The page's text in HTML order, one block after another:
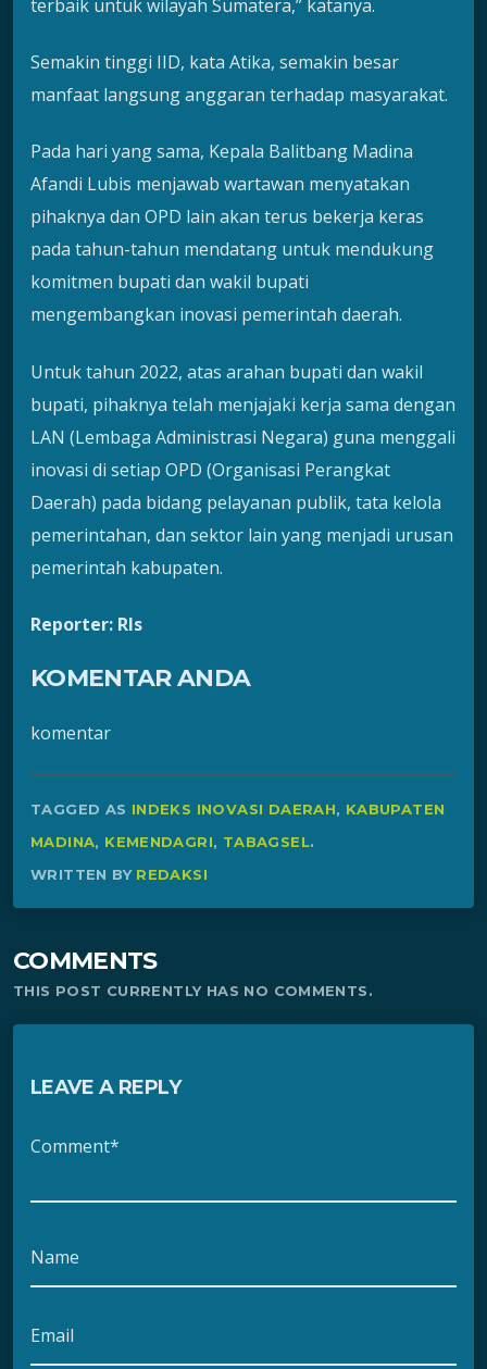
terbaik untuk wilayah Sumatera,” katanya.
Semakin tinggi IID, kata Atika, semakin besar
manfaat langsung anggaran terhadap masyarakat.
Pada hari yang sama, Kepala Balitbang Madina
Afandi Lubis menjawab wartawan menyatakan
pihaknya dan OPD lain akan terus bekerja keras
pada tahun-tahun mendatang untuk mendukung
komitmen bupati dan wakil bupati
mengembangkan inovasi pemerintah daerah.
Untuk tahun 2022, atas arahan bupati dan wakil
bupati, pihaknya telah menjajaki kerja sama dengan
LAN (Lembaga Administrasi Negara) guna menggali
inovasi di setiap OPD (Organisasi Perangkat
Daerah) pada bidang pelayanan publik, tata kelola
pemerintahan, dan sektor lain yang menjadi urusan
pemerintah kabupaten.
Reporter: Rls
KOMENTAR ANDA
komentar
TAGGED AS INDEKS INOVASI DAERAH, KABUPATEN
MADINA, KEMENDAGRI, TABAGSEL.
WRITTEN BY REDAKSI
COMMENTS
THIS POST CURRENTLY HAS NO COMMENTS.
LEAVE A REPLY
Comment*
Name
Email